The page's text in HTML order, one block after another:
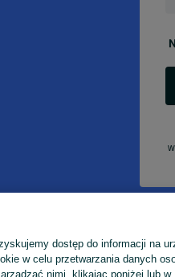
dostęp do informacji na
w celu przetwarzania danych
nimi, klikając poniżej lub w